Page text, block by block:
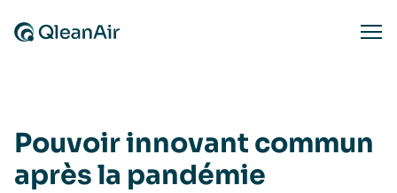
Pouvoir innovant commun
après la pandémie